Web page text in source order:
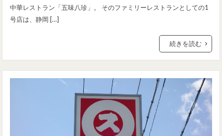
中華レストラン「五味八珍」。 そのファミリーレストランとしての1
号店は、静岡 […]
続きを読む